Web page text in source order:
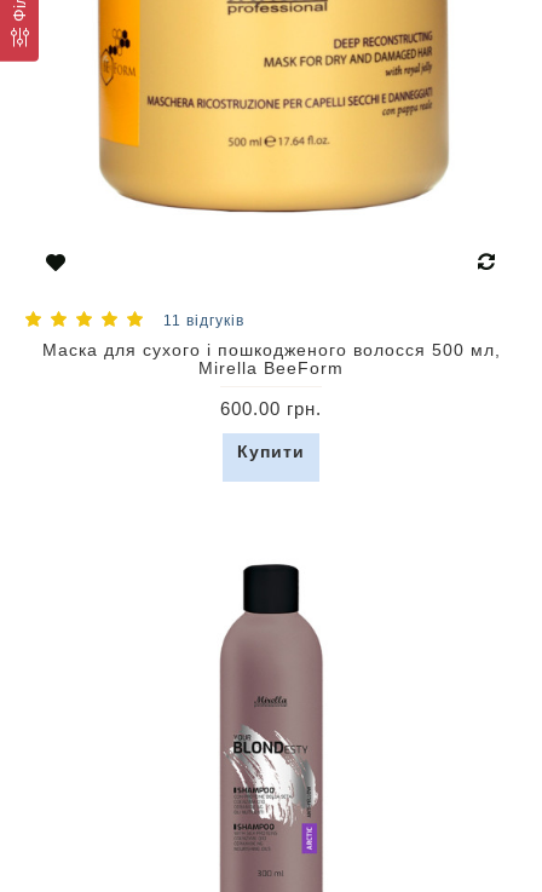
11 відгуків
Маска для сухого і пошкодженого волосся 500 мл,
Mirella BeeForm
600.00 грн.
Купити